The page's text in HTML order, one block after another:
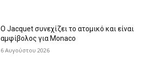
Ο Jacquet συνεχίζει το ατομικό και είναι
αμφίβολος για Monaco
6 Αυγούστου 2026